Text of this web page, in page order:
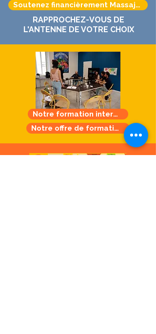
Soutenez financièrement Massajobs
RAPPROCHEZ-VOUS DE
L'ANTENNE DE VOTRE CHOIX
Notre formation interne
Notre offre de formation